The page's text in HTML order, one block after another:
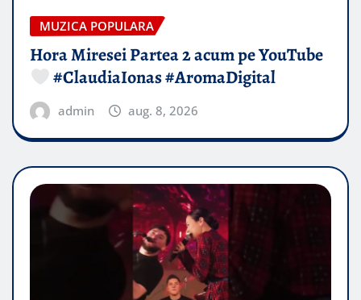
MUZICA POPULARA
Hora Miresei Partea 2 acum pe YouTube
#ClaudiaIonas #AromaDigital
admin aug. 8, 2026